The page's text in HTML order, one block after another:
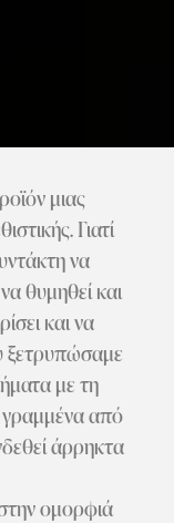
μιας
Γιατί
να
θυμηθεί και
και να
ξετρυπώσαμε
με τη
από
άρρηκτα
ομορφιά